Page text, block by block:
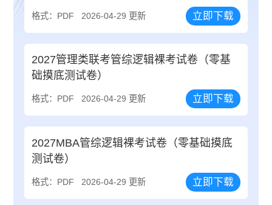
格式：PDF 2026-04-29 更新 立即下载
2027管理类联考管综逻辑裸考试卷（零基
础摸底测试卷）
格式：PDF 2026-04-29 更新 立即下载
2027MBA管综逻辑裸考试卷（零基础摸底
测试卷）
格式：PDF 2026-04-29 更新 立即下载